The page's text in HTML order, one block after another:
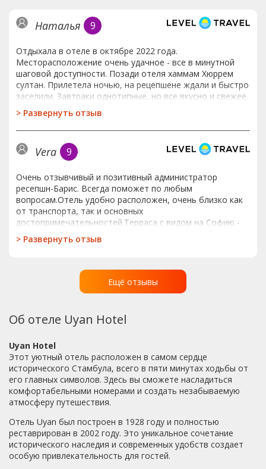
Наталья 9
Отдыхала в отеле в октябре 2022 года.
Месторасположение очень удачное - все в минутной
шаговой доступности. Позади отеля хаммам Хюррем
султан. Прилетела ночью, на рецепшене ждали и быстро
заселили. Завтраки однотипные, но все вкусно и свежее
(очень вкусные фрукты). Можно подняться на крышу и
вам откроются виды на Голубую мечеть, Ай-Софию и
Золотой Рог. В номере фен, шампунь и мыло
добавляют. Убирались не ахти, но вполне прилично.
Кровать хорошая. Единственный минус - никто не
говорит и не понимает по-русски, зная английский - это
не проблема. Очень рекомендую! Отель маленький,
красивый и очень уютный! Такси стоит заказывать на
рецепшене - в два раза дешевле. Там же неплохой
обменник. Там же покупала сим-карту. Соберусь ещё раз
посетить Стамбул - отдам предпочтение отелю Uyan!!!!
> Развернуть отзыв
Vera 9
Очень отзывчивый и позитивный администратор
ресепшн-Барис. Всегда поможет по любым
вопросам.Отель удобно расположен, очень близко как
от транспорта, так и основных
достопримечательностей.Терраса с видом на Софию -
высший класс!Завтраки достойные -вместо непонятных
100 видов хлопьев, а свежие буреки и фрукты. За
кровать удобная, пуховые одеяла. Кондиционер
расположен очень грамотно. Были некоторые
замечания по уборке номера, но всё исправили
> Развернуть отзыв
Ещё отзывы
Об отеле Uyan Hotel
Uyan Hotel
Этот уютный отель расположен в самом сердце
исторического Стамбула, всего в пяти минутах ходьбы от
его главных символов. Здесь вы сможете насладиться
комфортабельными номерами и создать незабываемую
атмосферу путешествия.
Отель Uyan был построен в 1928 году и полностью
реставрирован в 2002 году. Это уникальное сочетание
исторического наследия и современных удобств создает
особую привлекательность для гостей.